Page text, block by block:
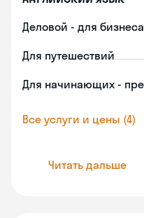
Деловой - для бизнеса
Для путешествий
Для начинающих -
Все услуги и цены (4)
Читать дальше